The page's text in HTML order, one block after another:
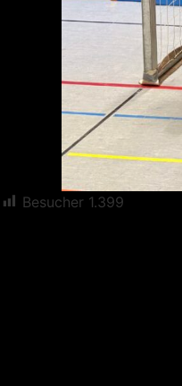
Besucher 1.399